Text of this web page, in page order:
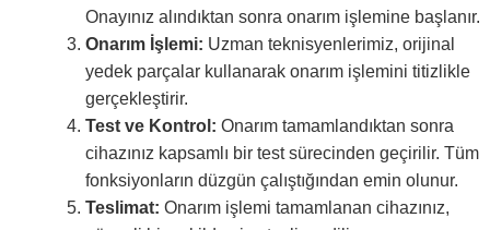
Onayınız alındıktan sonra onarım işlemine başlanır.
Onarım İşlemi: Uzman teknisyenlerimiz, orijinal
yedek parçalar kullanarak onarım işlemini titizlikle
gerçekleştirir.
Test ve Kontrol: Onarım tamamlandıktan sonra
cihazınız kapsamlı bir test sürecinden geçirilir. Tüm
fonksiyonların düzgün çalıştığından emin olunur.
Teslimat: Onarım işlemi tamamlanan cihazınız,